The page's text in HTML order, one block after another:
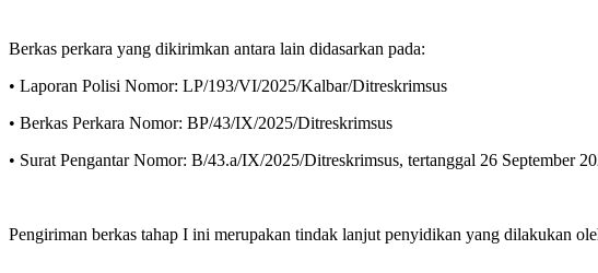
Berkas perkara yang dikirimkan antara lain didasarkan pada:
• Laporan Polisi Nomor: LP/193/VI/2025/Kalbar/Ditreskrimsus
• Berkas Perkara Nomor: BP/43/IX/2025/Ditreskrimsus
• Surat Pengantar Nomor: B/43.a/IX/2025/Ditreskrimsus, tertanggal 26 September
Pengiriman berkas tahap I ini merupakan tindak lanjut penyidikan yang dilakukan